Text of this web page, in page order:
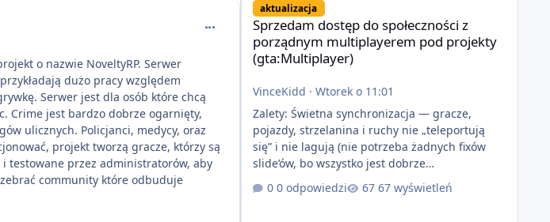
comment_66064
o nazwie NoveltyRP. Serwer
dużo pracy względem
Serwer jest dla osób które chcą
Crime jest bardzo dobrze ogarnięty,
ulicznych. Policjanci, medycy, oraz
projekt tworzą gracze, którzy są
testowane przez administratorów, aby
community które odbuduje
aktualizacja
Sprzedam dostęp do społeczności z
porządnym multiplayerem pod projekty
(gta:Multiplayer)
VinceKidd · Wtorek o 11:01
Zalety: Świetna synchronizacja — gracze,
pojazdy, strzelanina i ruchy nie „teleportują
się” i nie lagują (nie potrzeba żadnych fixów
slide’ów, bo wszystko jest dobrze
zsynchronizowane i działa stabilnie) Ładne
wejście do gry + solidny antycheat na poziomie
0 odpowiedzi 67 wyświetleń